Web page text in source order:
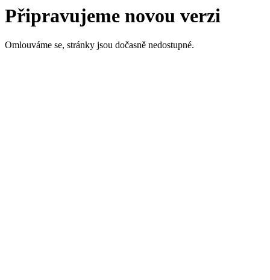
Připravujeme novou verzi
Omlouváme se, stránky jsou dočasně nedostupné.